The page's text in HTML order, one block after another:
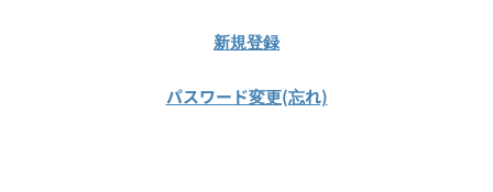
新規登録
パスワード変更(忘れ)